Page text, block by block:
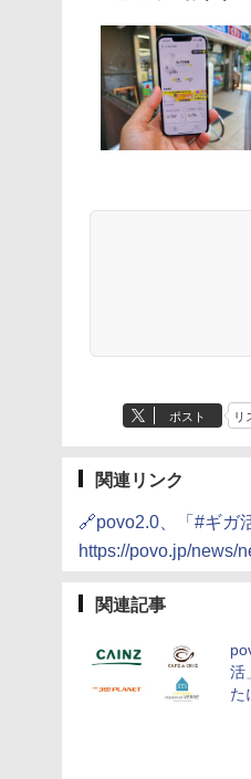
ポスト リ
関連リンク
🔗povo2.0、「#ギガ
https://povo.jp/news/
関連記事
活
た